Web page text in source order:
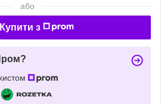
або
Купити з